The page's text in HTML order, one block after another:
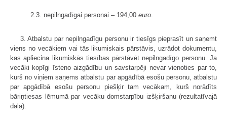
2.3. nepilngadīgai personai – 194,00 euro.
3. Atbalstu par nepilngadīgu personu ir tiesīgs pieprasīt un saņemt
viens no vecākiem vai tās likumiskais pārstāvis, uzrādot dokumentu,
kas apliecina likumiskās tiesības pārstāvēt nepilngadīgo personu. Ja
vecāki kopīgi īsteno aizgādību un savstarpēji nevar vienoties par to,
kurš no viņiem saņems atbalstu par apgādībā esošu personu, atbalstu
par apgādībā esošu personu piešķir tam vecākam, kurš norādīts
bāriņtiesas lēmumā par vecāku domstarpību izšķiršanu (rezultatīvajā
daļā).